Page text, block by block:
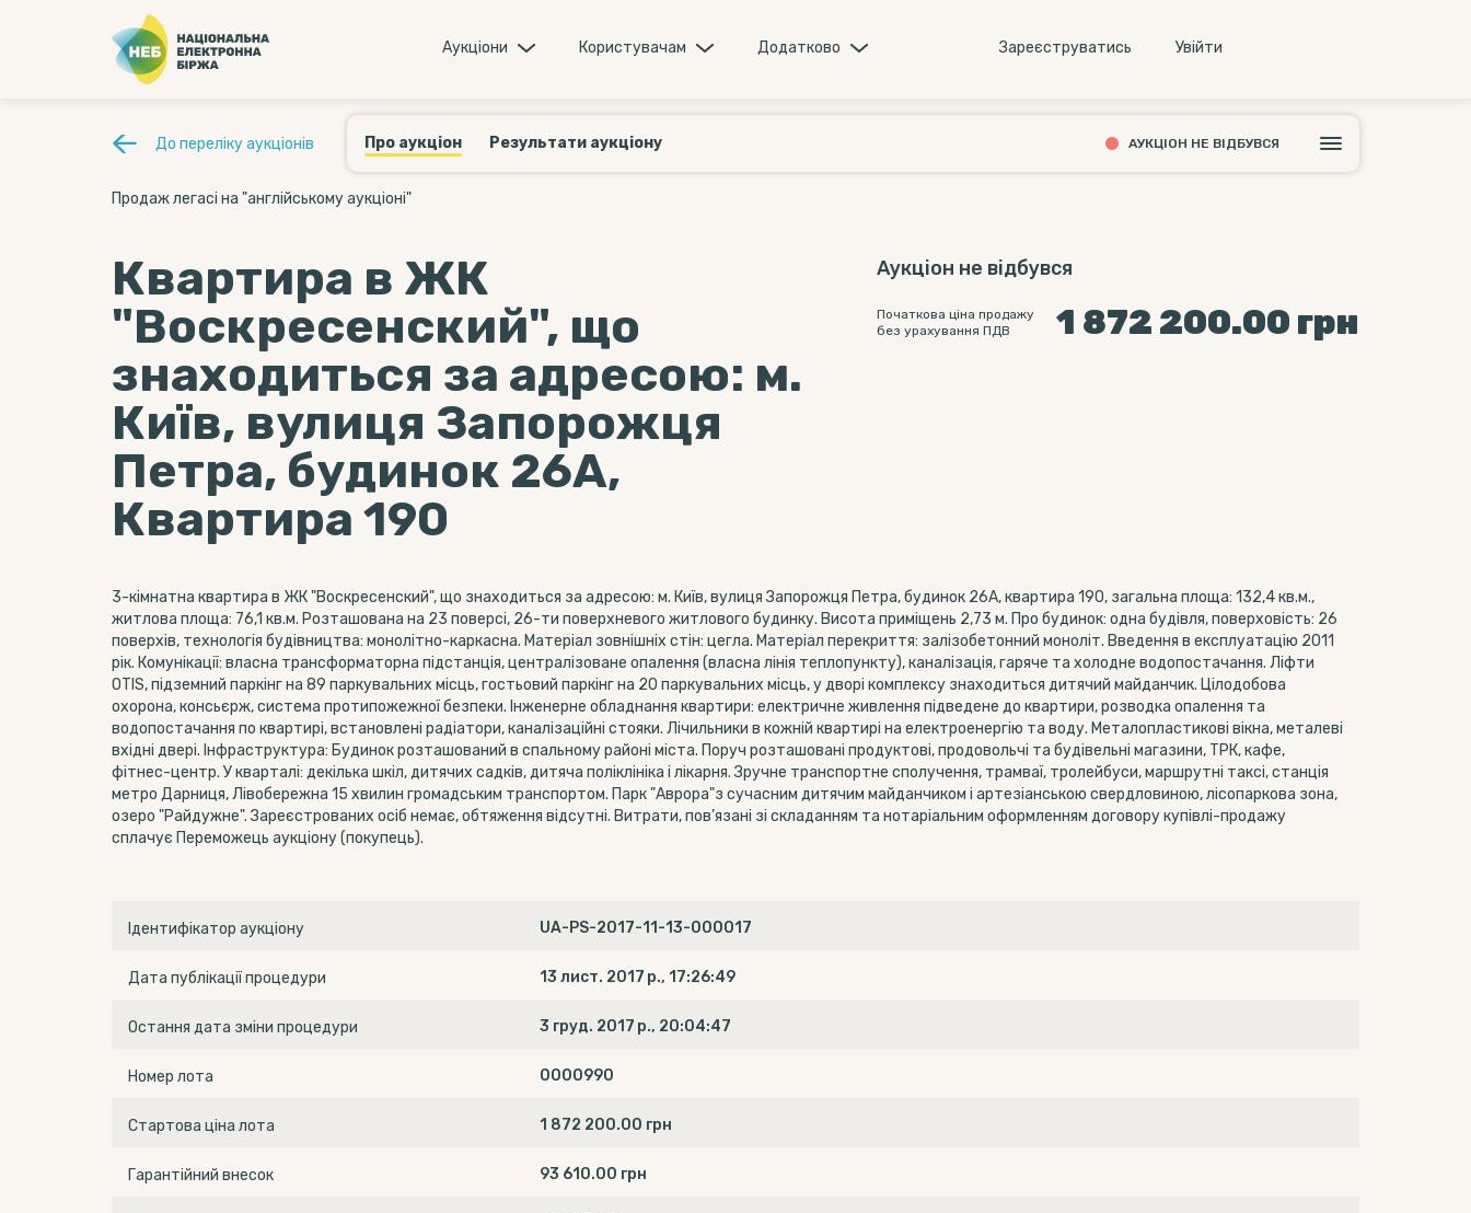
Аукцiони Користувачам Додатково Зареєструватись Увiйти
До переліку аукціонів Про аукціон Результати аукціону АУКЦІОН НЕ ВІДБУВСЯ
Продаж легасі на "англійському аукціоні"
Квартира в ЖК
"Воскресенский", що
знаходиться за адресою: м.
Київ, вулиця Запорожця
Петра, будинок 26А,
Квартира 190
Аукціон не відбувся
Початкова ціна продажу
без урахування ПДВ
1 872 200.00 грн
3-кімнатна квартира в ЖК "Воскресенский", що знаходиться за адресою: м. Київ, вулиця Запорожця Петра, будинок 26А, квартира 190, загальна площа: 132,4 кв.м.,
житлова площа: 76,1 кв.м. Розташована на 23 поверсі, 26-ти поверхневого житлового будинку. Висота приміщень 2,73 м. Про будинок: одна будівля, поверховість: 26
поверхів, технологія будівництва: монолітно-каркасна. Матеріал зовнішніх стін: цегла. Матеріал перекриття: залізобетонний моноліт. Введення в експлуатацію 2011
рік. Комунікації: власна трансформаторна підстанція, централізоване опалення (власна лінія теплопункту), каналізація, гаряче та холодне водопостачання. Ліфти
OTIS, підземний паркінг на 89 паркувальних місць, гостьовий паркінг на 20 паркувальних місць, у дворі комплексу знаходиться дитячий майданчик. Цілодобова
охорона, консьєрж, система протипожежної безпеки. Інженерне обладнання квартири: електричне живлення підведене до квартири, розводка опалення та
водопостачання по квартирі, встановлені радіатори, каналізаційні стояки. Лічильники в кожній квартирі на електроенергію та воду. Металопластикові вікна, металеві
вхідні двері. Інфраструктура: Будинок розташований в спальному районі міста. Поруч розташовані продуктові, продовольчі та будівельні магазини, ТРК, кафе,
фітнес-центр. У кварталі: декілька шкіл, дитячих садків, дитяча поліклініка і лікарня. Зручне транспортне сполучення, трамваї, тролейбуси, маршрутні таксі, станція
метро Дарниця, Лівобережна 15 хвилин громадським транспортом. Парк "Аврора"з сучасним дитячим майданчиком і артезіанською свердловиною, лісопаркова зона,
озеро "Райдужне". Зареєстрованих осіб немає, обтяження відсутні. Витрати, пов’язані зі складанням та нотаріальним оформленням договору купівлі-продажу
сплачує Переможець аукціону (покупець).
Ідентифікатор аукціону UA-PS-2017-11-13-000017
Дата публікації процедури 13 лист. 2017 р., 17:26:49
Остання дата зміни процедури 3 груд. 2017 р., 20:04:47
Номер лота 0000990
Стартова ціна лота 1 872 200.00 грн
Гарантійний внесок 93 610.00 грн